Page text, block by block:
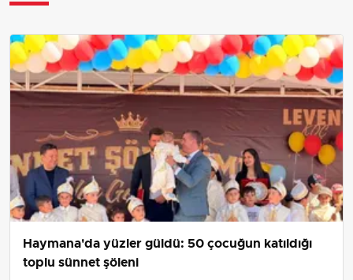
Haymana'da yüzler güldü: 50 çocuğun katıldığı
toplu sünnet şöleni